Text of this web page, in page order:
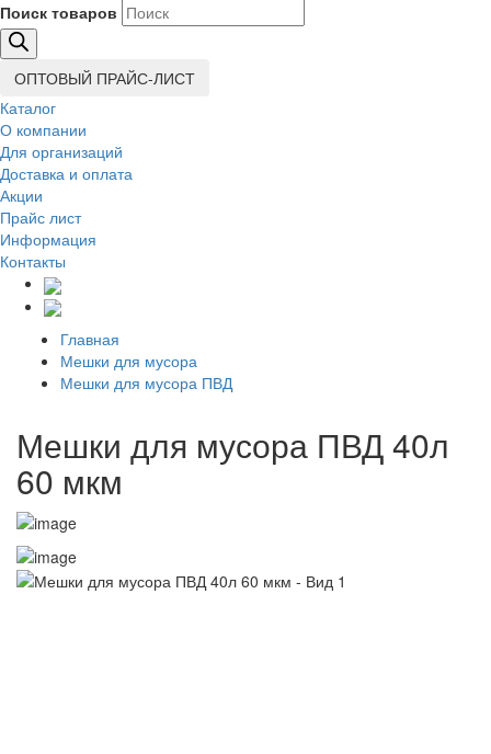
Поиск товаров
ОПТОВЫЙ ПРАЙС-ЛИСТ
Каталог
О компании
Для организаций
Доставка и оплата
Акции
Прайс лист
Информация
Контакты
Главная
Мешки для мусора
Мешки для мусора ПВД
Мешки для мусора ПВД 40л
60 мкм